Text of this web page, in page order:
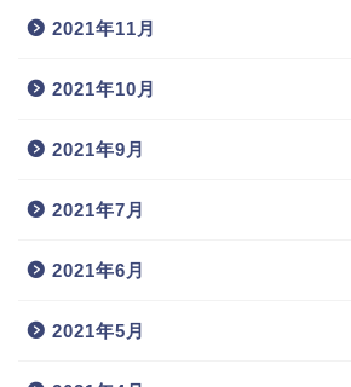
2021年11月
2021年10月
2021年9月
2021年7月
2021年6月
2021年5月